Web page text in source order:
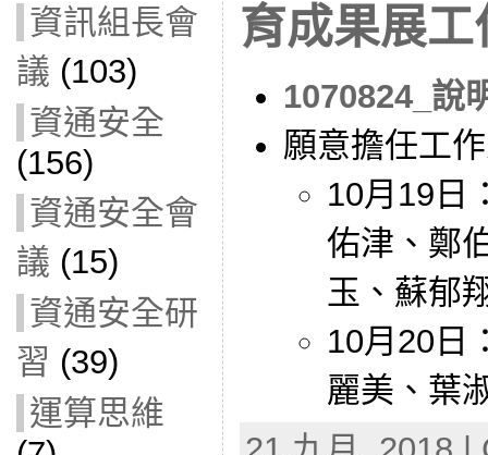
資訊組長會
議 (103)
資通安全
(156)
資通安全會
議 (15)
資通安全研
習 (39)
運算思維
育成果展
1070824_說
願意擔任工
10月19日
佑津、鄭
玉、蘇郁
10月20日
麗美、葉